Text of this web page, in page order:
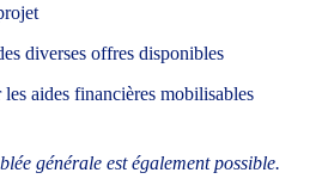
diverses offres disponibles
aides financières mobilisables
générale est également possible.